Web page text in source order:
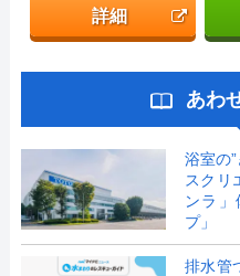
詳細
あわ
浴室の
スクリ
ンラ
プ」
排水管